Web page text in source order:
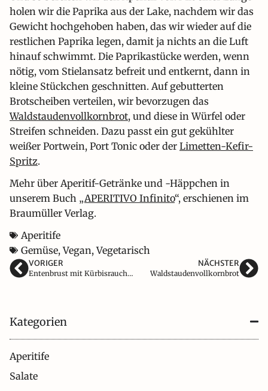
holen wir die Paprika aus der Lake, nachdem wir das
Gewicht hochgehoben haben, das wir wieder auf die
restlichen Paprika legen, damit ja nichts an die Luft
hinauf schwimmt. Die Paprikastücke werden, wenn
nötig, vom Stielansatz befreit und entkernt, dann in
kleine Stückchen geschnitten. Auf gebutterten
Brotscheiben verteilen, wir bevorzugen das
Waldstaudenvollkornbrot, und diese in Würfel oder
Streifen schneiden. Dazu passt ein gut gekühlter
weißer Portwein, Port Tonic oder der Limetten-Kefir-
Spritz.
Mehr über Aperitif-Getränke und -Häppchen in
unserem Buch „APERITIVO Infinito“, erschienen im
Braumüller Verlag.
Aperitife
Gemüse,Vegan,Vegetarisch
VORIGER
Entenbrust mit Kürbisrauchpüree
NÄCHSTER
Waldstaudenvollkornbrot
Kategorien
Aperitife
Salate